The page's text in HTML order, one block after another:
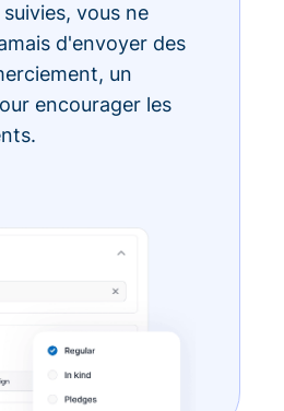
vous ne
d'envoyer des
un
encourager les